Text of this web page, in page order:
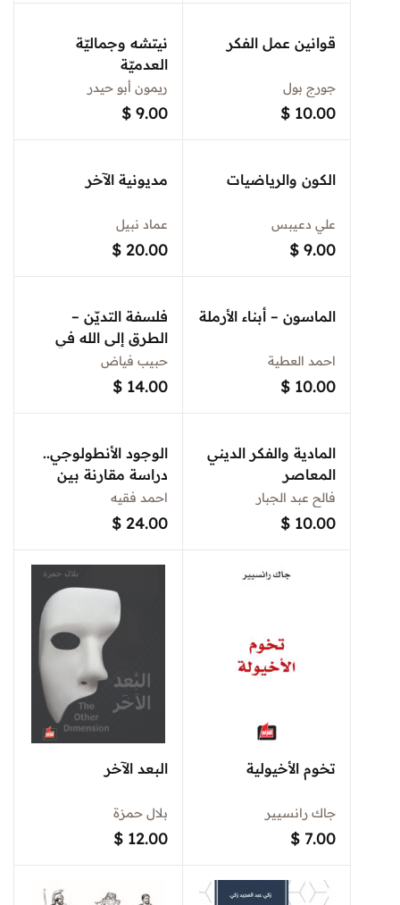
قوانين عمل الفكر
جورج بول
$ 10.00
نيتشه وجماليّة
العدميّة ‏
ريمون أبو حيدر
$9.00
الكون والرياضيات
علي دعيبس
$ 9.00
مديونية الآخر
عماد نبيل
$20.00
الماسون – أبناء الأرملة
احمد العطية
$ 10.00
فلسفة التديّن –
الطرق إلى الله في
عالم متحول
حبيب فياض
$14.00
المادية والفكر الديني
المعاصر
فالح عبد الجبار
$ 10.00
الوجود الأنطولوجي..
دراسة مقارنة بين
السهروردي وأفلوطين
احمد فقيه
$24.00
تخوم الأخيولية
جاك رانسيير
$ 7.00
البعد الآخر
بلال حمزة
$12.00